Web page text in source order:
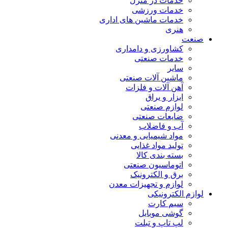
خدمات ورزشی
خدمات ماشین های اداری
هنری
صنعت
کشاورزی و دامداری
خدمات صنعتی
سایر
ماشین آلات صنعتی
آهن آلات و فلزات
ابزار و یراق
لوازم صنعتی
ضایعات صنعتی
آب و فاضلاب
مواد شیمیایی و معدنی
تولید مواد غذایی
بسته بندی کالا
اتوماسیون صنعتی
برق و الکترونیک
لوازم و تجهیزات معدن
لوازم الکترونیکی
سیم کارت
گوشی موبایل
لپ تاپ و تبلت